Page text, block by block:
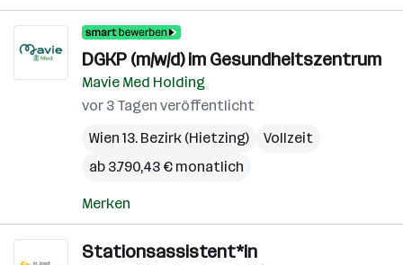
DGKP (m/w/d) im Gesundheitszentrum
Mavie Med Holding
vor 3 Tagen veröffentlicht
Wien 13. Bezirk (Hietzing)
Vollzeit
ab 3.790,43 € monatlich
Merken
Stationsassistent*in